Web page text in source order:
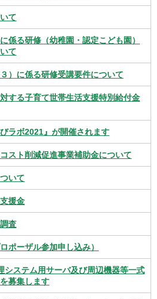
て
係る研修（幼稚園・認定こども園）
て
）に係る研修受講要件について
する子育て世帯生活支援特別給付金
ラボ2021』が開催されます
スト削減促進事業補助金について
いて
援金
査
ポーザル参加申し込み）
システム用サーバ及び周辺機器等一式
募集します